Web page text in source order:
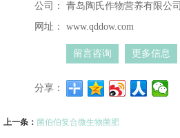
公司：
青岛陶氏作物营养有限公司
网址：
www.qddow.com
留言咨询 更多信息
分享：
上一条： 菌伯伯复合微生物菌肥